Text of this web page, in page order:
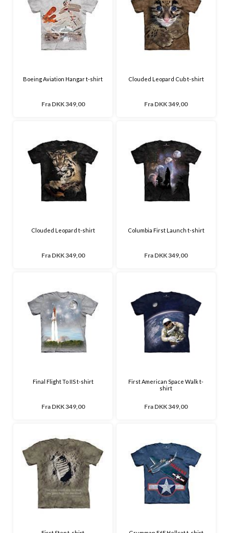
Boeing Aviation Hangar t-shirt
Fra DKK 349,00
Clouded Leopard Cub t-shirt
Fra DKK 349,00
Clouded Leopard t-shirt
Fra DKK 349,00
Columbia First Launch t-shirt
Fra DKK 349,00
Final Flight To IIS t-shirt
Fra DKK 349,00
First American Space Walk t-
shirt
Fra DKK 349,00